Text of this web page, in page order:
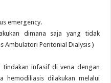
emergency.
dimana saja yang tidak
Ambulatori Peritonial Dialysis )
tindakan infasif di vena dengan
hemodiliasis dilakukan melalui